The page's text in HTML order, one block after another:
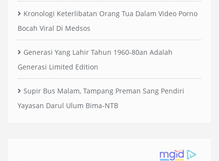
Kronologi Keterlibatan Orang Tua Dalam Video Porno
Bocah Viral Di Medsos
Generasi Yang Lahir Tahun 1960-80an Adalah
Generasi Limited Edition
Supir Bus Malam, Tampang Preman Sang Pendiri
Yayasan Darul Ulum Bima-NTB